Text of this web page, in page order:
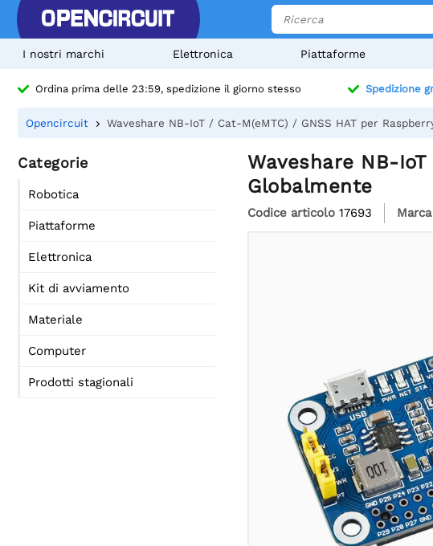
I nostri marchi Elettronica Piattaforme
Ordina prima delle 23:59, spedizione il giorno stesso Spedizione
Opencircuit Waveshare NB-IoT / Cat-M(eMTC) / GNSS HAT per
Categorie
Robotica
Piattaforme
Elettronica
Kit di avviamento
Materiale
Computer
Prodotti stagionali
Waveshare NB-
Globalmente
Codice articolo 17693 Marca